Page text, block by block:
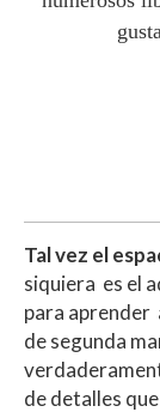
Tal vez el
siquiera es el
para aprender
de segunda
de detalles